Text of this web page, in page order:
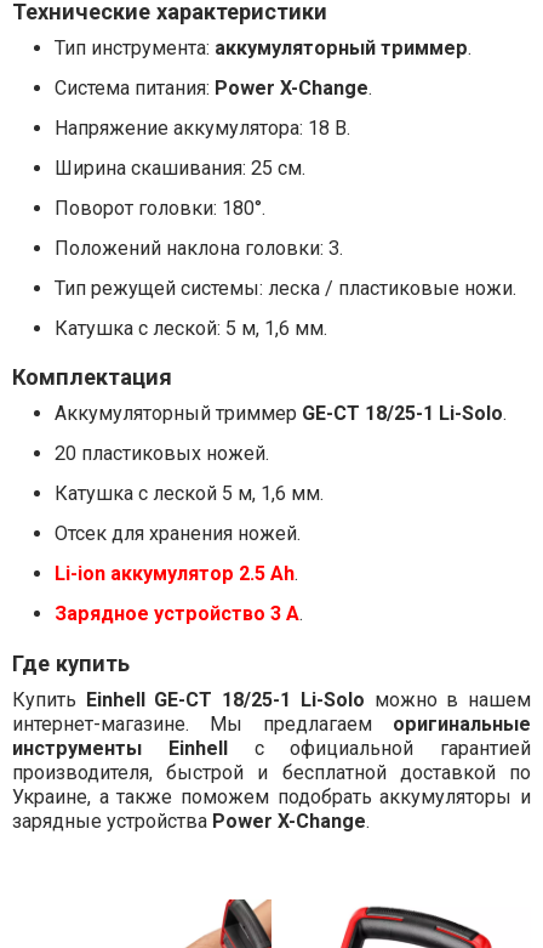
Технические характеристики
Тип инструмента: аккумуляторный триммер.
Система питания: Power X-Change.
Напряжение аккумулятора: 18 В.
Ширина скашивания: 25 см.
Поворот головки: 180°.
Положений наклона головки: 3.
Тип режущей системы: леска / пластиковые ножи.
Катушка с леской: 5 м, 1,6 мм.
Комплектация
Аккумуляторный триммер GE-CT 18/25-1 Li-Solo.
20 пластиковых ножей.
Катушка с леской 5 м, 1,6 мм.
Отсек для хранения ножей.
Li-ion аккумулятор 2.5 Ah.
Зарядное устройство 3 А.
Где купить
Купить Einhell GE-CT 18/25-1 Li-Solo можно в нашем
интернет-магазине. Мы предлагаем оригинальные
инструменты Einhellс официальной гарантией
производителя, быстрой и бесплатной доставкой по
Украине, а также поможем подобрать аккумуляторы и
зарядные устройства Power X-Change.